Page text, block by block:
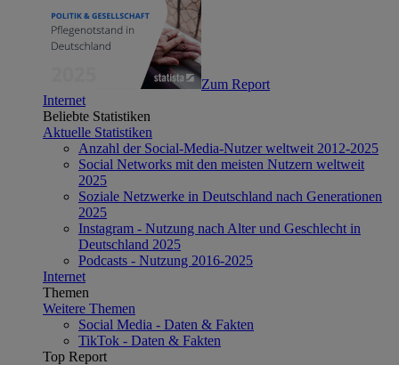
Zum Report
Internet
Beliebte Statistiken
Aktuelle Statistiken
Anzahl der Social-Media-Nutzer weltweit 2012-2025
Social Networks mit den meisten Nutzern weltweit
2025
Soziale Netzwerke in Deutschland nach Generationen
2025
Instagram - Nutzung nach Alter und Geschlecht in
Deutschland 2025
Podcasts - Nutzung 2016-2025
Internet
Themen
Weitere Themen
Social Media - Daten & Fakten
TikTok - Daten & Fakten
Top Report